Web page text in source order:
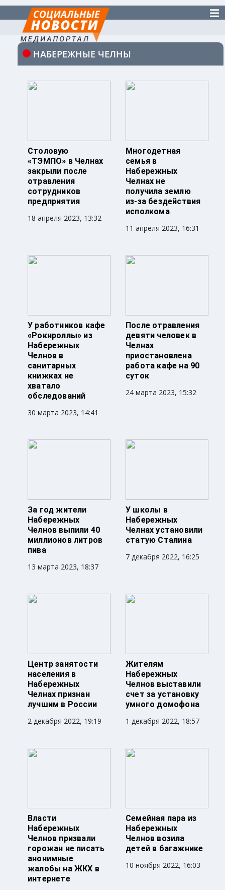
НАБЕРЕЖНЫЕ ЧЕЛНЫ
Столовую
«ТЭМПО» в Челнах
закрыли после
отравления
сотрудников
предприятия
18 апреля 2023, 13:32
Многодетная
семья в
Набережных
Челнах не
получила землю
из-за бездействия
исполкома
11 апреля 2023, 16:31
У работников кафе
«Рокнроллы» из
Набережных
Челнов в
санитарных
книжках не
хватало
обследований
30 марта 2023, 14:41
После отравления
девяти человек в
Челнах
приостановлена
работа кафе на 90
суток
24 марта 2023, 15:32
За год жители
Набережных
Челнов выпили 40
миллионов литров
пива
13 марта 2023, 18:37
У школы в
Набережных
Челнах установили
статую Сталина
7 декабря 2022, 16:25
Центр занятости
населения в
Набережных
Челнах признан
лучшим в России
2 декабря 2022, 19:19
Жителям
Набережных
Челнов выставили
счет за установку
умного домофона
1 декабря 2022, 18:57
Власти
Набережных
Челнов призвали
горожан не писать
анонимные
жалобы на ЖКХ в
интернете
Семейная пара из
Набережных
Челнов возила
детей в багажнике
10 ноября 2022, 16:03